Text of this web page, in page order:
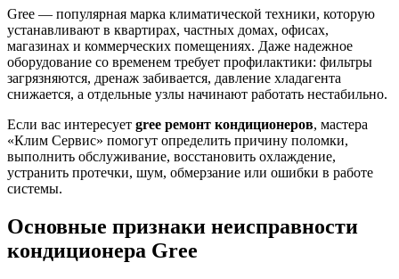
Gree — популярная марка климатической техники, которую
устанавливают в квартирах, частных домах, офисах,
магазинах и коммерческих помещениях. Даже надежное
оборудование со временем требует профилактики: фильтры
загрязняются, дренаж забивается, давление хладагента
снижается, а отдельные узлы начинают работать нестабильно.
Если вас интересует gree ремонт кондиционеров, мастера
«Клим Сервис» помогут определить причину поломки,
выполнить обслуживание, восстановить охлаждение,
устранить протечки, шум, обмерзание или ошибки в работе
системы.
Основные признаки неисправности
кондиционера Gree